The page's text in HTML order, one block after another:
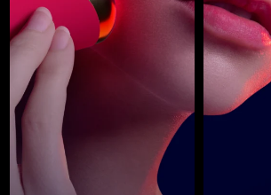
FAQ™護膚品
All FAQ™ skincare
FAQ™產品
All anti-aging treatments
FAQ™護膚品
All FAQ™ skincare
FAQ™產品
All LED treatments
FAQ™產品
All hair treatments
FAQ™ skincare
All FAQ™ skincare
FAQ™ products
All toning treatments
脫毛
PEACH™ 2 Pro
Professional IPL hair
PEACH™ 2
IPL hair removal
身體護理
BEAR™ 2 body
Microcurrent body
LUNA™ 4 body
Massaging body brush
痘肌護理
ESPADA™ 2 plus
Recurring acne LED
眼部護理
BEAR™ 2 eyes &
Microcurrent line
法國
法屬玻里尼西亞 預
德國
直布羅陀